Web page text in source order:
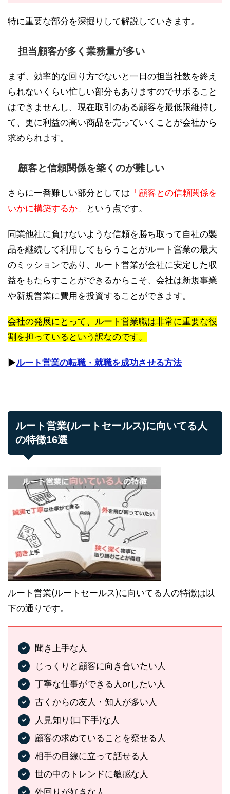
特に重要な部分を深掘りして解説していきます。
担当顧客が多く業務量が多い
まず、効率的な回り方でないと一日の担当社数を終え
られないくらい忙しい部分もありますのでサボること
はできませんし、現在取引のある顧客を最低限維持し
て、更に利益の高い商品を売っていくことが会社から
求められます。
顧客と信頼関係を築くのが難しい
さらに一番難しい部分としては 「顧客との信頼関係を
いかに構築するか」
という点です。
同業他社に負けないような信頼を勝ち取って自社の製
品を継続して利用してもらうことがルート営業の最大
のミッションであり、ルート営業が会社に安定した収
益をもたらすことができるからこそ、会社は新規事業
や新規営業に費用を投資することができます。
会社の発展にとって、ルート営業職は非常に重要な役
割を担っているという訳なのです。
▶︎ルート営業の転職・就職を成功させる方法
ルート営業(ルートセールス)に向いてる人
の特徴16選
ルート営業(ルートセールス)に向いてる人の特徴は以
下の通りです。
聞き上手な人
じっくりと顧客に向き合いたい人
丁寧な仕事ができる人orしたい人
古くからの友人・知人が多い人
人見知り(口下手)な人
顧客の求めていることを察せる人
相手の目線に立って話せる人
世の中のトレンドに敏感な人